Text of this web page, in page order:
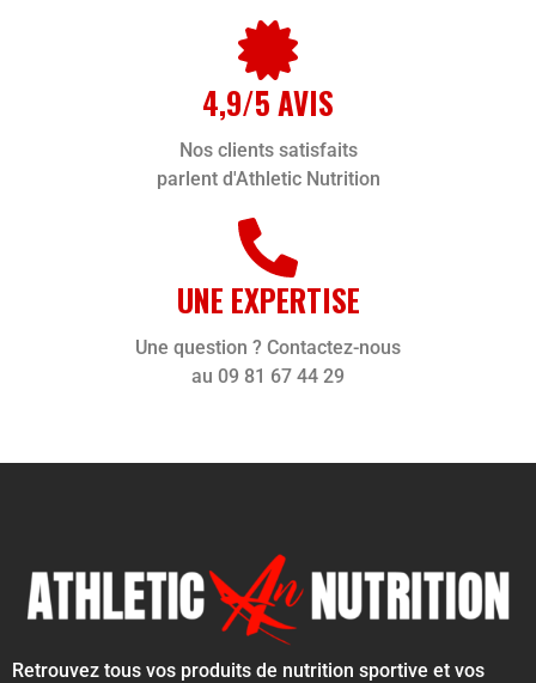
4,9/5 AVIS
Nos clients satisfaits
parlent d'Athletic Nutrition
UNE EXPERTISE
Une question ? Contactez-nous
au 09 81 67 44 29
Retrouvez tous vos produits de nutrition sportive et vos